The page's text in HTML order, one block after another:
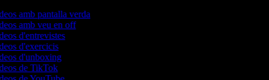
amb pantalla verda
amb veu en off
d'entrevistes
d'exercicis
d'unboxing
de TikTok